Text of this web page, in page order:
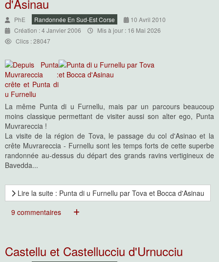
d'Asinau
PhE Randonnée En Sud-Est Corse
10 Avril 2010
Création : 4 Janvier 2006
Mis à jour : 16 Mai 2026
Clics : 28047
La même Punta di u Furnellu, mais par un parcours beaucoup
moins classique permettant de visiter aussi son alter ego, Punta
Muvrareccia !
La visite de la région de Tova, le passage du col d'Asinao et la
crête Muvrareccia - Furnellu sont les temps forts de cette superbe
randonnée au-dessus du départ des grands ravins vertigineux de
Bavedda...
Lire la suite : Punta di u Furnellu par Tova et Bocca d'Asinau
9 commentaires
Castellu et Castellucciu d'Urnucciu